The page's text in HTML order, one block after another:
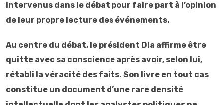
intervenus dans le débat pour faire part à l’opinion
de leur propre lecture des événements.
Au centre du débat, le président Dia affirme être
quitte avec sa conscience après avoir, selon lui,
rétabli la véracité des faits. Son livre en tout cas
constitue un document d’une rare densité